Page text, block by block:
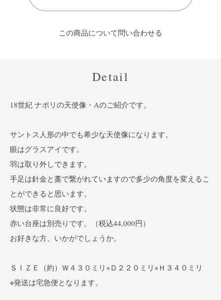
この商品について問い合わせる
Detail
18世紀 ナポリの天使像・Aのご紹介です。
サントス人形の中でも希少な天使像になります。
眼はグラスアイです。
羽は取り外しできます。
手足は針金と藁で繋がれていますので多少の角度を変えるこ
とができると思います。
状態は非常に良好です。
赤い台座は別売りです。（税込44,000円）
お好きな方、いかがでしょうか。
ＳＩＺＥ（約）Ｗ４３０ミリ×Ｄ２２０ミリ×Ｈ３４０ミリ
※発送は宅急便となります。